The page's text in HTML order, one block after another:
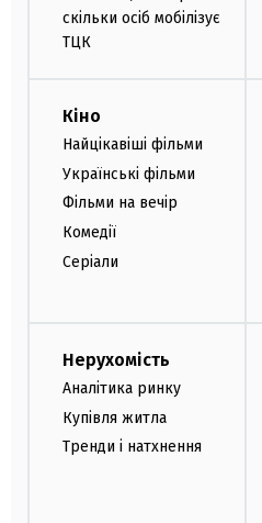
скільки осіб мобілізує
ТЦК
Кіно
Найцікавіші фільми
Українські фільми
Фільми на вечір
Комедії
Серіали
Нерухомість
Аналітика ринку
Купівля житла
Тренди і натхнення